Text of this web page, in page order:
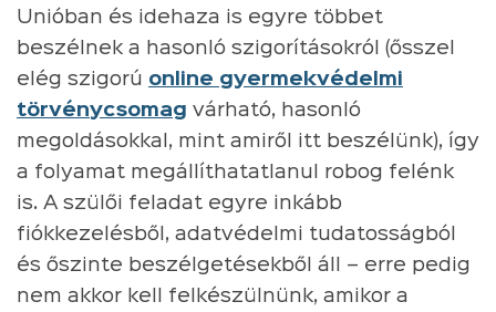
Unióban és idehaza is egyre többet
beszélnek a hasonló szigorításokról (ősszel
elég szigorú online gyermekvédelmi
törvénycsomag várható, hasonló
megoldásokkal, mint amiről itt beszélünk), így
a folyamat megállíthatatlanul robog felénk
is. A szülői feladat egyre inkább
fiókkezelésből, adatvédelmi tudatosságból
és őszinte beszélgetésekből áll – erre pedig
nem akkor kell felkészülnünk, amikor a